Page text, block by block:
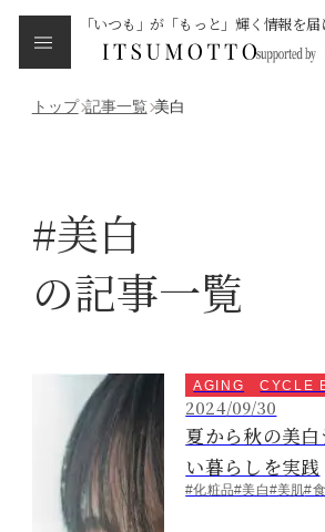
「いつも」が「もっと」輝く情報を
サイクルバラン
ライフステージ
ピープル
トップ 記事一覧 美白
#美白
の記事一覧
AGING CYCLE
2024/09/30
夏から秋の美白
い暮らしを実践
#化粧品#美白#美肌#